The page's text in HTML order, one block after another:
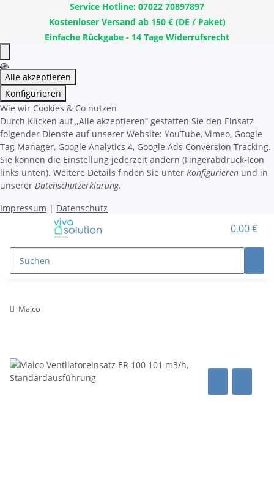
Service Hotline: 07022 70897897
Kostenloser Versand ab 150 € (DE / Paket)
Einfache Rückgabe - 14 Tage Widerrufsrecht
Alle akzeptieren
Konfigurieren
Wie wir Cookies & Co nutzen
Durch Klicken auf „Alle akzeptieren“ gestatten Sie den Einsatz
folgender Dienste auf unserer Website: YouTube, Vimeo, Google
Tag Manager, Google Analytics 4, Google Ads Conversion Tracking.
Sie können die Einstellung jederzeit ändern (Fingerabdruck-Icon
links unten). Weitere Details finden Sie unter Konfigurieren und in
unserer Datenschutzerklärung.
Impressum | Datenschutz
0,00 €
Maico